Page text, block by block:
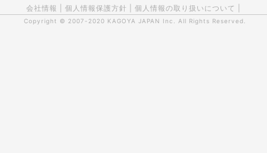
会社情報 個人情報保護方針 個人情報の取り扱いについて
Copyright © 2007-2020 KAGOYA JAPAN Inc. All Rights Reserved.